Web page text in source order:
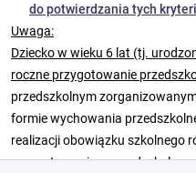
do potwierdzania tych
Uwaga:
Dziecko w wieku 6 lat (tj.
roczne przygotowanie
przedszkolnym
formie wychowania
realizacji obowiązku szkolnego
przygotowaniem